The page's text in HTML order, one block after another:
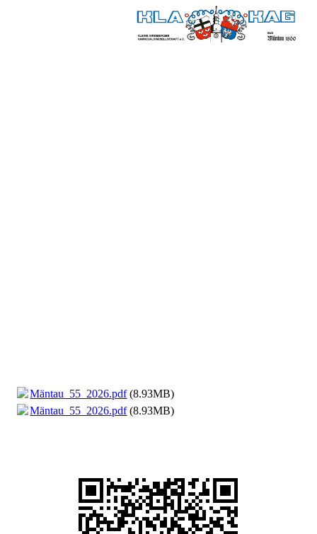
Mäntau_55_2026.pdf(8.93MB)
Mäntau_55_2026.pdf(8.93MB)